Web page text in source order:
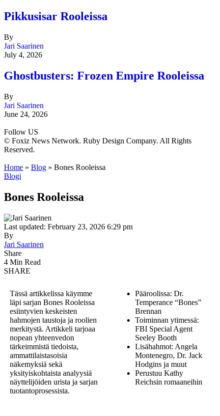
Pikkusisar Rooleissa
By
Jari Saarinen
July 4, 2026
Ghostbusters: Frozen Empire Rooleissa
By
Jari Saarinen
June 24, 2026
Follow US
© Foxiz News Network. Ruby Design Company. All Rights
Reserved.
Home » Blog » Bones Rooleissa
Blogi
Bones Rooleissa
Last updated: February 23, 2026 6:29 pm
By
Jari Saarinen
Share
4 Min Read
SHARE
Tässä artikkelissa käymme
läpi sarjan Bones Rooleissa
esiintyvien keskeisten
hahmojen taustoja ja roolien
merkitystä. Artikkeli tarjoaa
nopean yhteenvedon
tärkeimmistä tiedoista,
ammattilaistasoisia
näkemyksiä sekä
yksityiskohtaista analyysiä
näyttelijöiden urista ja sarjan
tuotantoprosessista.
Pääroolissa: Dr.
Temperance “Bones”
Brennan
Toiminnan ytimessä:
FBI Special Agent
Seeley Booth
Lisähahmot: Angela
Montenegro, Dr. Jack
Hodgins ja muut
Perustuu Kathy
Reichsin romaaneihin